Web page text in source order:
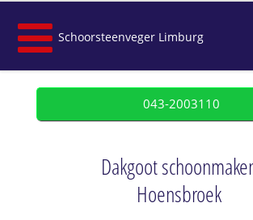
Schoorsteenveger Limburg
043-2003110
Dakgoot
Hoensbroek